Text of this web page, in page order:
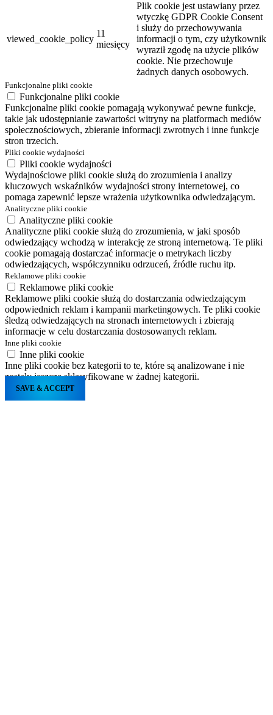
viewed_cookie_policy
11
miesięcy
Plik cookie jest ustawiany przez
wtyczkę GDPR Cookie Consent
i służy do przechowywania
informacji o tym, czy użytkownik
wyraził zgodę na użycie plików
cookie. Nie przechowuje
żadnych danych osobowych.
Funkcjonalne pliki cookie
Funkcjonalne pliki cookie
Funkcjonalne pliki cookie pomagają wykonywać pewne funkcje,
takie jak udostępnianie zawartości witryny na platformach mediów
społecznościowych, zbieranie informacji zwrotnych i inne funkcje
stron trzecich.
Pliki cookie wydajności
Pliki cookie wydajności
Wydajnościowe pliki cookie służą do zrozumienia i analizy
kluczowych wskaźników wydajności strony internetowej, co
pomaga zapewnić lepsze wrażenia użytkownika odwiedzającym.
Analityczne pliki cookie
Analityczne pliki cookie
Analityczne pliki cookie służą do zrozumienia, w jaki sposób
odwiedzający wchodzą w interakcję ze stroną internetową. Te pliki
cookie pomagają dostarczać informacje o metrykach liczby
odwiedzających, współczynniku odrzuceń, źródle ruchu itp.
Reklamowe pliki cookie
Reklamowe pliki cookie
Reklamowe pliki cookie służą do dostarczania odwiedzającym
odpowiednich reklam i kampanii marketingowych. Te pliki cookie
śledzą odwiedzających na stronach internetowych i zbierają
informacje w celu dostarczania dostosowanych reklam.
Inne pliki cookie
Inne pliki cookie
Inne pliki cookie bez kategorii to te, które są analizowane i nie
zostały jeszcze sklasyfikowane w żadnej kategorii.
SAVE & ACCEPT